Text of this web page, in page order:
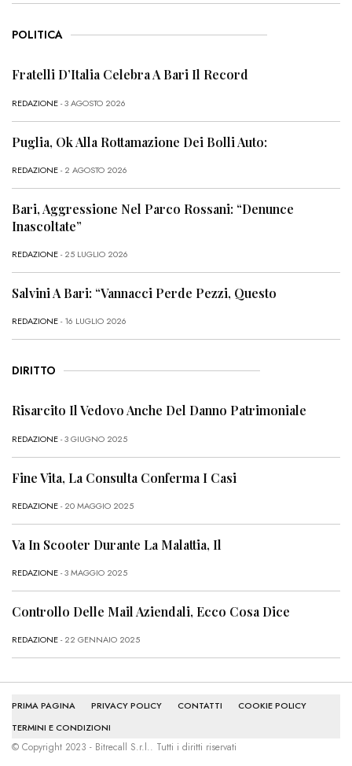
POLITICA
Fratelli D’Italia Celebra A Bari Il Record
REDAZIONE- 3 AGOSTO 2026
Puglia, Ok Alla Rottamazione Dei Bolli Auto:
REDAZIONE- 2 AGOSTO 2026
Bari, Aggressione Nel Parco Rossani: “Denunce
Inascoltate”
REDAZIONE- 25 LUGLIO 2026
Salvini A Bari: “Vannacci Perde Pezzi, Questo
REDAZIONE- 16 LUGLIO 2026
DIRITTO
Risarcito Il Vedovo Anche Del Danno Patrimoniale
REDAZIONE- 3 GIUGNO 2025
Fine Vita, La Consulta Conferma I Casi
REDAZIONE- 20 MAGGIO 2025
Va In Scooter Durante La Malattia, Il
REDAZIONE- 3 MAGGIO 2025
Controllo Delle Mail Aziendali, Ecco Cosa Dice
REDAZIONE- 22 GENNAIO 2025
PRIMA PAGINA PRIVACY POLICY CONTATTI
COOKIE POLICY
TERMINI E CONDIZIONI
© Copyright 2023 - Bitrecall S.r.l.. Tutti i diritti riservati